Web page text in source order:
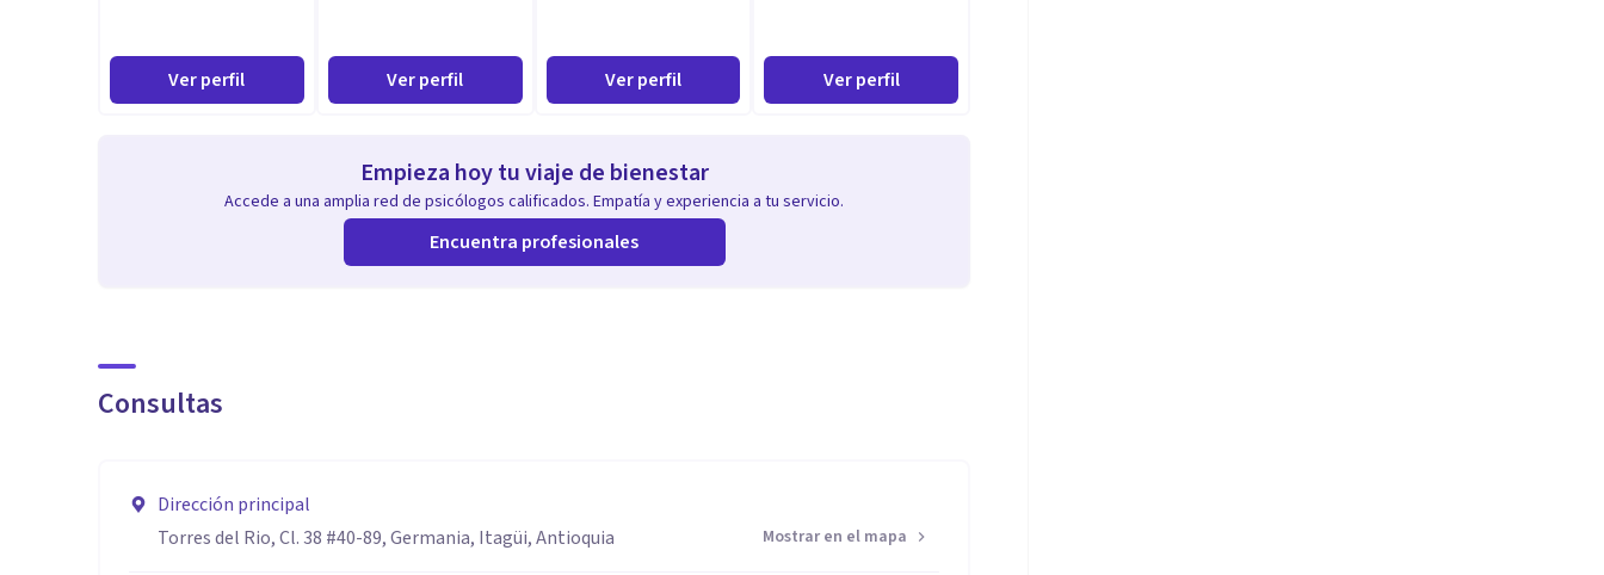
afectivo bipolar, autismo, síndrome de asperger. Dentro de mi experiencia como psicóloga he dictado
talleres a niños en edad preescolar y primaria, además de a padres de familia sobre prevención del abuso
Soy una persona con sentido de responsabilidad, compromiso y entrega hacia las labores que realizo; soy
una psicóloga con un enfoque social comunitario y clínico, tengo conocimientos sobre la realización de
presentación personal y con ganas de progresar constantemente.
Ver perfil Ver perfil Ver perfil Ver perfil
Empieza hoy tu viaje de bienestar
Accede a una amplia red de psicólogos calificados. Empatía y experiencia a tu servicio.
Encuentra profesionales
Consultas
Dirección principal
Torres del Rio, Cl. 38 #40-89, Germania, Itagüi, Antioquia
Mostrar en el mapa